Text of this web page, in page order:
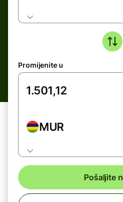
Promijenite u
MUR
Pošaljite